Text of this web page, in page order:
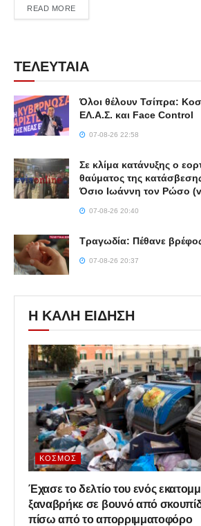
READ MOREDETAILS
ΤΕΛΕΥΤΑΙΑ
Όλοι θέλουν Τσίπρα:
ΕΛ.Α.Σ. και Face Control
07-08-26 22:58
Σε κλίμα κατάνυξης ο
θαύματος της
Όσιο Ιωάννη τον Ρώσο
07-08-26 20:40
Τραγωδία: Πέθανε
07-08-26 20:37
Η ΚΑΛΗ ΕΙΔΗΣΗ
ΚΌΣΜΟΣ
Έχασε το δελτίο του ενός
ξαναβρήκε σε βουνό από
πίσω από το απορριμματοφόρο